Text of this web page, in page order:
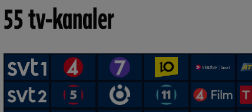
55 tv-kanaler